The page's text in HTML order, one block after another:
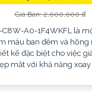
Giá Bán: 2,000,000 ₫
C8W-A0-1F4WKFL là
màu ban đêm và hồng
kế đặc biệt cho việc
mắt với khả năng